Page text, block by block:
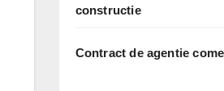
constructie
Contract de agentie